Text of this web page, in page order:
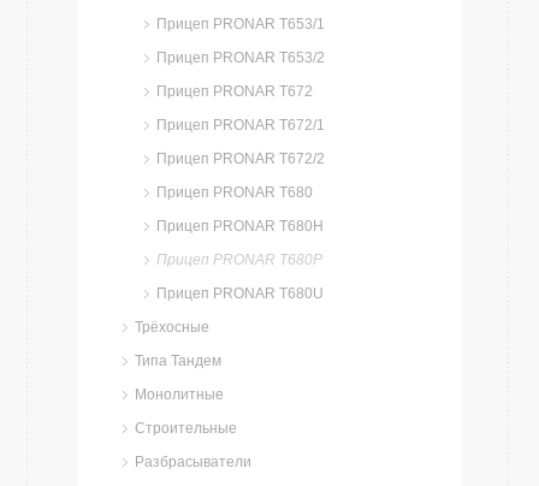
Прицеп PRONAR T653/1
Прицеп PRONAR T653/2
Прицеп PRONAR T672
Прицеп PRONAR T672/1
Прицеп PRONAR T672/2
Прицеп PRONAR T680
Прицеп PRONAR T680H
Прицеп PRONAR T680P
Прицеп PRONAR T680U
Трёхосные
Типа Тандем
Монолитные
Строительные
Разбрасыватели